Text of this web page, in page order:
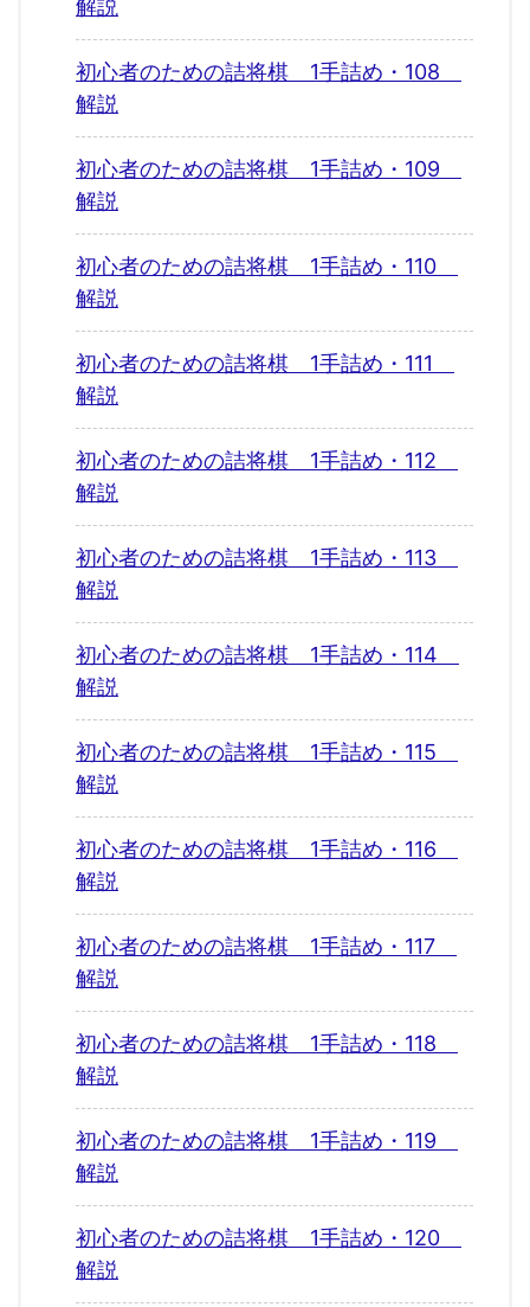
解説
初心者のための詰将棋 1手詰め・108
解説
初心者のための詰将棋 1手詰め・109
解説
初心者のための詰将棋 1手詰め・110
解説
初心者のための詰将棋 1手詰め・111
解説
初心者のための詰将棋 1手詰め・112
解説
初心者のための詰将棋 1手詰め・113
解説
初心者のための詰将棋 1手詰め・114
解説
初心者のための詰将棋 1手詰め・115
解説
初心者のための詰将棋 1手詰め・116
解説
初心者のための詰将棋 1手詰め・117
解説
初心者のための詰将棋 1手詰め・118
解説
初心者のための詰将棋 1手詰め・119
解説
初心者のための詰将棋 1手詰め・120
解説